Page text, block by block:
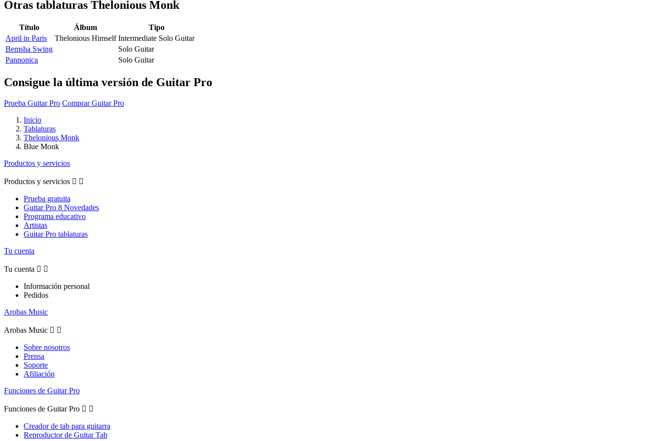
Otras tablaturas Thelonious Monk
Título Álbum
Tipo
April in Paris
Thelonious Himself Intermediate Solo Guitar
Bemsha Swing
Solo Guitar
Pannonica
Solo Guitar
Consigue la última versión de Guitar Pro
Prueba Guitar Pro Comprar Guitar Pro
Inicio
Tablaturas
Thelonious Monk
Blue Monk
Productos y servicios
Productos y servicios  
Prueba gratuita
Guitar Pro 8 Novedades
Programa educativo
Artistas
Guitar Pro tablaturas
Tu cuenta
Tu cuenta  
Información personal
Pedidos
Arobas Music
Arobas Music  
Sobre nosotros
Prensa
Soporte
Afiliación
Funciones de Guitar Pro
Funciones de Guitar Pro  
Creador de tab para guitarra
Reproductor de Guitar Tab